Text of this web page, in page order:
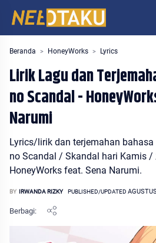
Beranda HoneyWorks Lyrics
Lirik Lagu dan
no Scandal -
Narumi
Lyrics/lirik dan terjemahan
no Scandal / Skandal hari Kamis /
HoneyWorks feat. Sena Narumi.